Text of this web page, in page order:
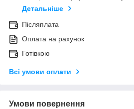
Детальніше
Післяплата
Оплата на рахунок
Готівкою
Всі умови оплати
Умови повернення